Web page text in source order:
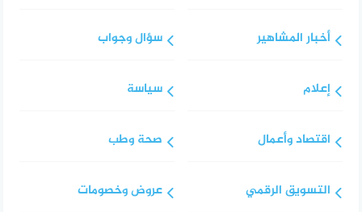
أخبار المشاهير
إعلام
اقتصاد وأعمال
التسويق الرقمي
سؤال وجواب
سياسة
صحة وطب
عروض وخصومات